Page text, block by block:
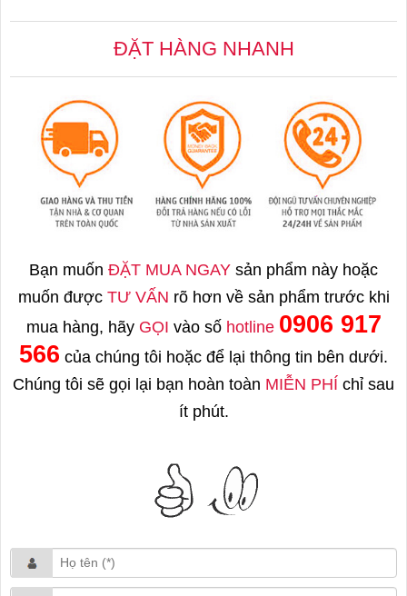
ĐẶT HÀNG NHANH
Bạn muốn ĐẶT MUA NGAY sản phẩm này hoặc
muốn được TƯ VẤN rõ hơn về sản phẩm trước khi
mua hàng, hãy GỌI vào số hotline 0906 917
566 của chúng tôi hoặc để lại thông tin bên dưới.
Chúng tôi sẽ gọi lại bạn hoàn toàn MIỄN PHÍ chỉ sau
ít phút.